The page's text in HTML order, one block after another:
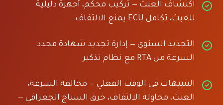
اكتشاف العبث — تركيب محكم، أجهزة دليلية
للعبث، تكامل ECU يمنع الالتفاف
التجديد السنوي — إدارة تجديد شهادة محدد
السرعة من RTA مع نظام تذكير
التنبيهات في الوقت الفعلي — مخالفة السرعة،
العبث، محاولة الالتفاف، خرق السياج الجغرافي —